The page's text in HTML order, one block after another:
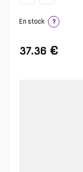
En stock ?
37.36 €